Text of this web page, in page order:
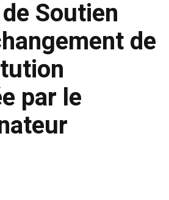
Soutien
de
par le